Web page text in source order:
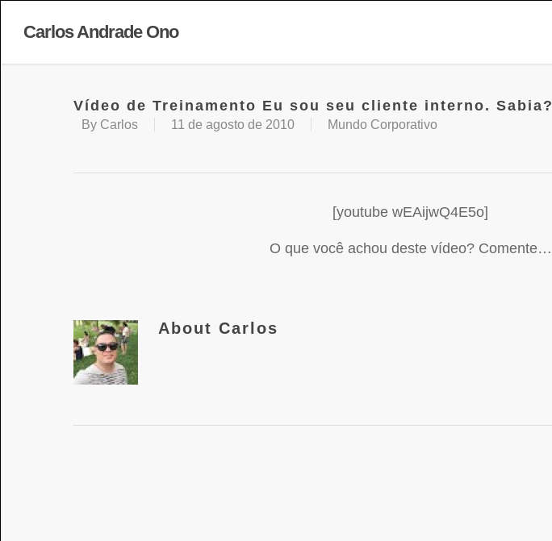
Carlos Andrade Ono
Vídeo de Treinamento Eu sou seu cliente interno. Sabia?
By Carlos 11 de agosto de 2010 Mundo Corporativo
[youtube wEAijwQ4E5o]
O que você achou deste vídeo? Comente…
About Carlos